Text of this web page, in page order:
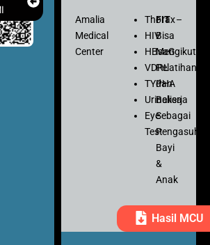
Amalia
Medical
Center
Thorax
HIV
HBsaG
VDRL
TYPHA
Urinalisa
Eye
Test
FIT–
Bisa
Mengikuti
Pelatihan
dan
Bekerja
Sebagai
Pengasuh
Bayi
&
Anak
Hasil MCU